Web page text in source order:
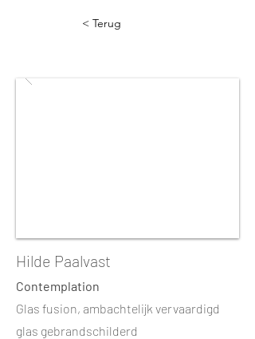
< Terug
Hilde Paalvast
Contemplation
Glas fusion, ambachtelijk vervaardigd
glas gebrandschilderd